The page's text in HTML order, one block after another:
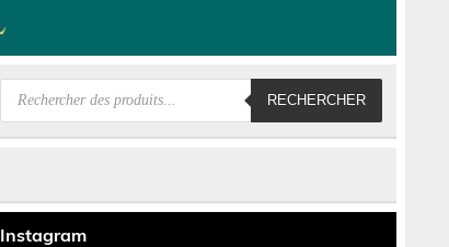
Recherche
produits
RECHERCHER
Instagram